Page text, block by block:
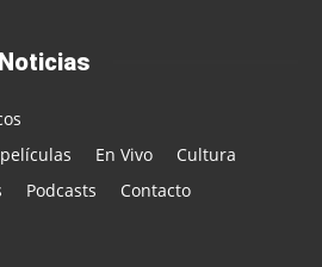
Noticias
En Vivo
Cultura
Podcasts
Contacto